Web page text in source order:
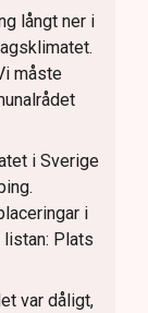
långt ner i
måste
i Sverige
i
Plats
var dåligt,